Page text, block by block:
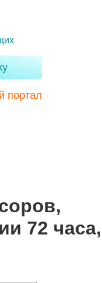
портал
72 часа,